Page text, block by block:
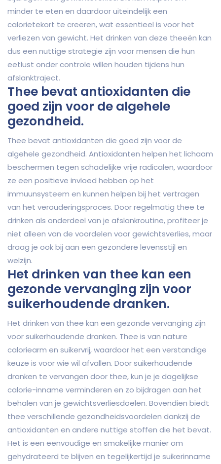
minder te eten en daardoor uiteindelijk een
calorietekort te creëren, wat essentieel is voor het
verliezen van gewicht. Het drinken van deze theeën kan
dus een nuttige strategie zijn voor mensen die hun
eetlust onder controle willen houden tijdens hun
afslanktraject.
Thee bevat antioxidanten die
goed zijn voor de algehele
gezondheid.
Thee bevat antioxidanten die goed zijn voor de
algehele gezondheid. Antioxidanten helpen het lichaam
beschermen tegen schadelijke vrije radicalen, waardoor
ze een positieve invloed hebben op het
immuunsysteem en kunnen helpen bij het vertragen
van het verouderingsproces. Door regelmatig thee te
drinken als onderdeel van je afslankroutine, profiteer je
niet alleen van de voordelen voor gewichtsverlies, maar
draag je ook bij aan een gezondere levensstijl en
welzijn.
Het drinken van thee kan een
gezonde vervanging zijn voor
suikerhoudende dranken.
Het drinken van thee kan een gezonde vervanging zijn
voor suikerhoudende dranken. Thee is van nature
caloriearm en suikervrij, waardoor het een verstandige
keuze is voor wie wil afvallen. Door suikerhoudende
dranken te vervangen door thee, kun je je dagelijkse
calorie-inname verminderen en zo bijdragen aan het
behalen van je gewichtsverliesdoelen. Bovendien biedt
thee verschillende gezondheidsvoordelen dankzij de
antioxidanten en andere nuttige stoffen die het bevat.
Het is een eenvoudige en smakelijke manier om
gehydrateerd te blijven en tegelijkertijd je suikerinname